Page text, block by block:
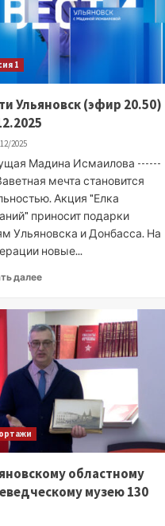
1
Ульяновск (эфир 20.50)
2025
Мадина Исмаилова ------
мечта становится
Акция "Елка
приносит подарки
Ульяновска и Донбасса. На
новые...
далее
областному
музею 130